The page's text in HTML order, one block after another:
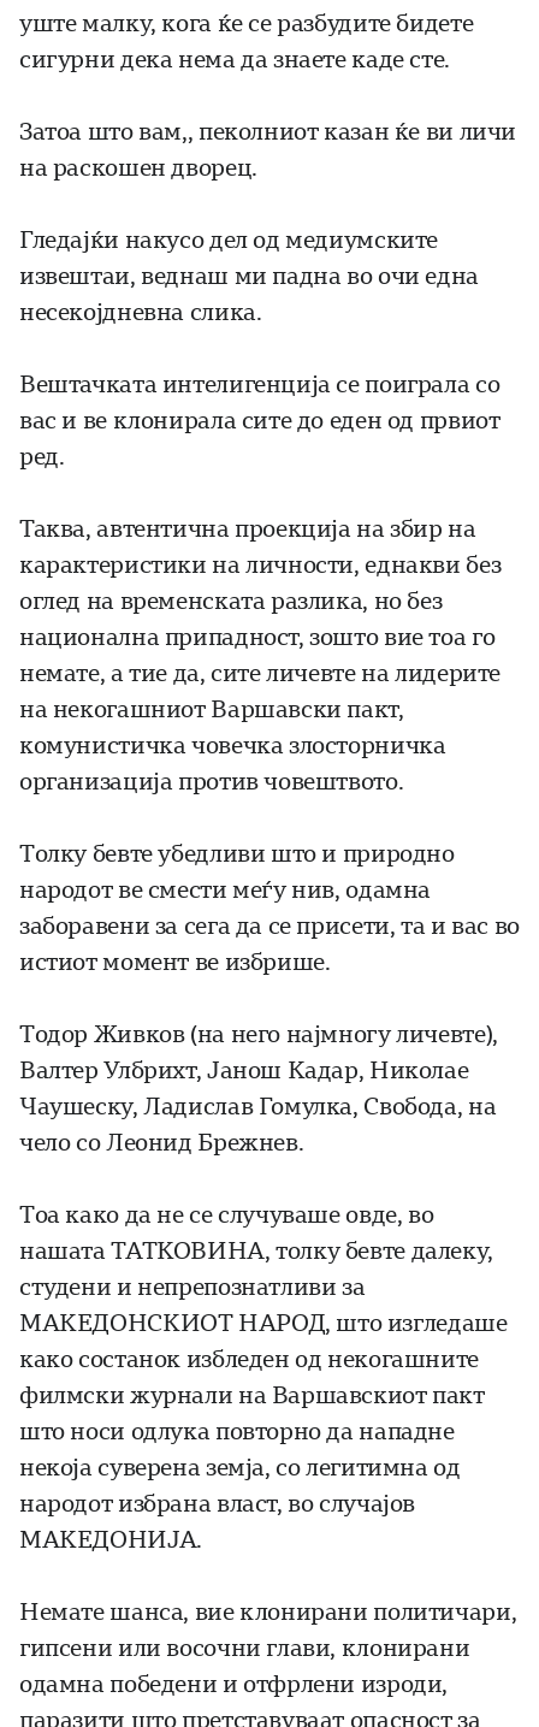
уште малку, кога ќе се разбудите бидете
сигурни дека нема да знаете каде сте.
Затоа што вам,, пеколниот казан ќе ви личи
на раскошен дворец.
Гледајќи накусо дел од медиумските
извештаи, веднаш ми падна во очи една
несекојдневна слика.
Вештачката интелигенција се поиграла со
вас и ве клонирала сите до еден од првиот
ред.
Таква, автентична проекција на збир на
карактеристики на личности, еднакви без
оглед на временската разлика, но без
национална припадност, зошто вие тоа го
немате, а тие да, сите личевте на лидерите
на некогашниот Варшавски пакт,
комунистичка човечка злосторничка
организација против човештвото.
Толку бевте убедливи што и природно
народот ве смести меѓу нив, одамна
заборавени за сега да се присети, та и вас во
истиот момент ве избрише.
Тодор Живков (на него најмногу личевте),
Валтер Улбрихт, Јанош Кадар, Николае
Чаушеску, Ладислав Гомулка, Свобода, на
чело со Леонид Брежнев.
Тоа како да не се случуваше овде, во
нашата ТАТКОВИНА, толку бевте далеку,
студени и непрепознатливи за
МАКЕДОНСКИОТ НАРОД, што изгледаше
како состанок избледен од некогашните
филмски журнали на Варшавскиот пакт
што носи одлука повторно да нападне
некоја суверена земја, со легитимна од
народот избрана власт, во случајов
МАКЕДОНИЈА.
Немате шанса, вие клонирани политичари,
гипсени или восочни глави, клонирани
одамна победени и отфрлени изроди,
паразити што претставуваат опасност за